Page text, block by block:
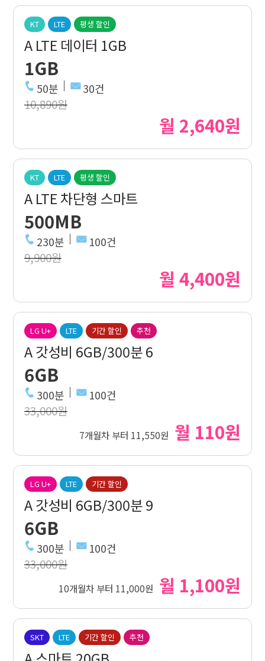
KT LTE 평생 할인
A LTE 데이터 1GB
1GB
50분 30건
10,890원
월 2,640원
KT LTE 평생 할인
A LTE 차단형 스마트
500MB
230분 100건
9,900원
월 4,400원
LG U+ LTE 기간 할인 추천
A 갓성비 6GB/300분 6
6GB
300분 100건
33,000원
7개월차 부터 11,550원 월 110원
LG U+ LTE 기간 할인
A 갓성비 6GB/300분 9
6GB
300분 100건
33,000원
10개월차 부터 11,000원 월 1,100원
SKT LTE 기간 할인 추천